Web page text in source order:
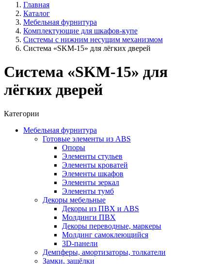
Главная
Каталог
Мебельная фурнитура
Комплектующие для шкафов-купе
Системы с нижним несущим механизмом
Система «SKM-15» для лёгких дверей
Система «SKM-15» для
лёгких дверей
Категории
Мебельная фурнитура
Готовые элементы из ABS
Опоры
Элементы стульев
Элементы кроватей
Элементы шкафов
Элементы зеркал
Элементы тумб
Декоры мебельные
Декоры из ПВХ и ABS
Молдинги ПВХ
Декоры переводные, маркеры
Молдинг самоклеющийся
3D-панели
Демпферы, амортизаторы, толкатели
Замки, защёлки